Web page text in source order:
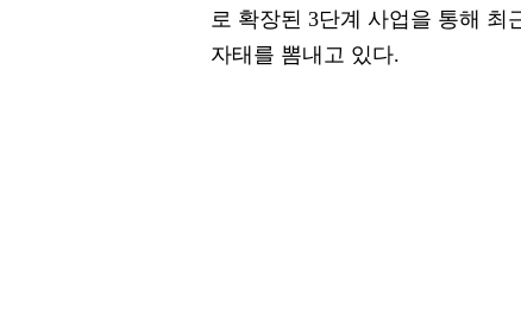
로 확장된 3단계 사업을 통해 최
자태를 뽐내고 있다.